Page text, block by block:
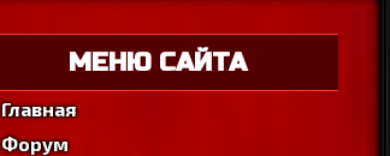
МЕНЮ САЙТА
Главная
Форум